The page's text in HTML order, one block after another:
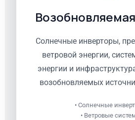
Солнечные инверторы,
ветровой энергии,
энергии и
возобновляемых
• Солнечные
• Ветровые